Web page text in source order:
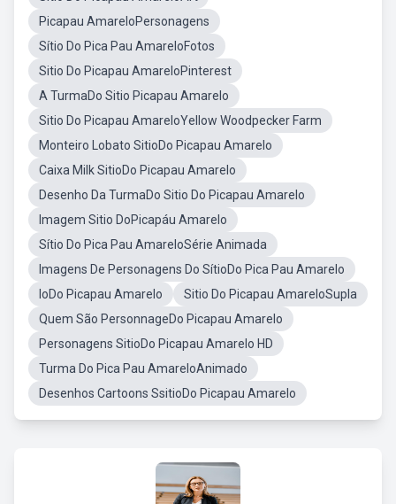
Picapau AmareloPersonagens
Sítio Do Pica Pau AmareloFotos
Sitio Do Picapau AmareloPinterest
A TurmaDo Sitio Picapau Amarelo
Sitio Do Picapau AmareloYellow Woodpecker Farm
Monteiro Lobato SitioDo Picapau Amarelo
Caixa Milk SitioDo Picapau Amarelo
Desenho Da TurmaDo Sitio Do Picapau Amarelo
Imagem Sitio DoPicapáu Amarelo
Sítio Do Pica Pau AmareloSérie Animada
Imagens De Personagens Do SítioDo Pica Pau Amarelo
IoDo Picapau Amarelo
Sitio Do Picapau AmareloSupla
Quem São PersonnageDo Picapau Amarelo
Personagens SitioDo Picapau Amarelo HD
Turma Do Pica Pau AmareloAnimado
Desenhos Cartoons SsitioDo Picapau Amarelo